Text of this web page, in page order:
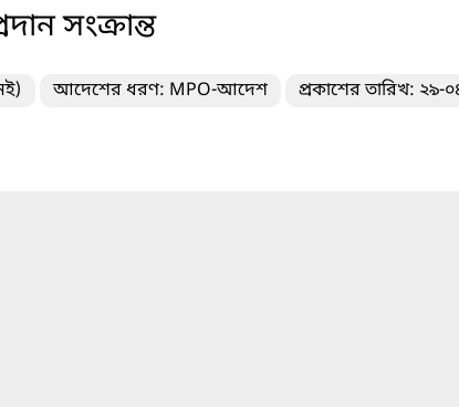
সংক্রান্ত
আদেশের ধরণ: MPO-আদেশ প্রকাশের তারিখ: ২৯-